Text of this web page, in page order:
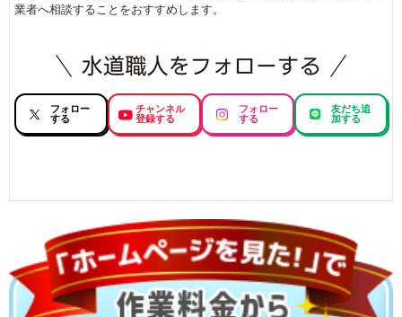
業者へ相談することをおすすめします。
フォロー
する
チャンネル
登録する
フォロー
する
友だち追
加する